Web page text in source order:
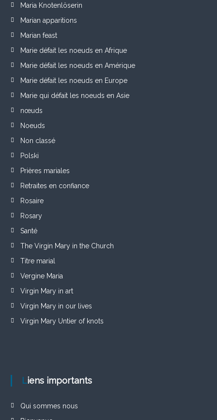
Maria Knotenlöserin
Marian apparitions
Marian feast
Marie défait les noeuds en Afrique
Marie défait les noeuds en Amérique
Marie défait les noeuds en Europe
Marie qui défait les noeuds en Asie
nœuds
Noeuds
Non classé
Polski
Prières mariales
Retraites en confiance
Rosaire
Rosary
Santé
The Virgin Mary in the Church
Titre marial
Vergine Maria
Virgin Mary in art
Virgin Mary in our lives
Virgin Mary Untier of knots
Liens importants
Qui sommes nous